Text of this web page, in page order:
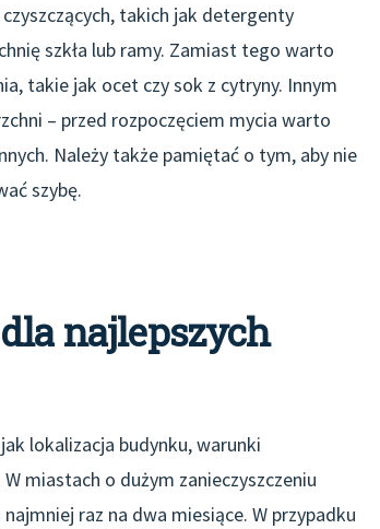
takich jak detergenty
szkła lub ramy. Zamiast tego warto
takie jak ocet czy sok z cytryny. Innym
– przed rozpoczęciem mycia warto
Należy także pamiętać o tym, aby nie
szybę.
najlepszych
lokalizacja budynku, warunki
miastach o dużym zanieczyszczeniu
raz na dwa miesiące. W przypadku